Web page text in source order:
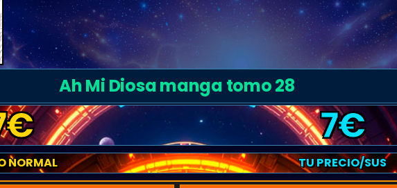
Ah Mi Diosa manga tomo 28
€ 7€
NORMAL TU PRECIO/SUS